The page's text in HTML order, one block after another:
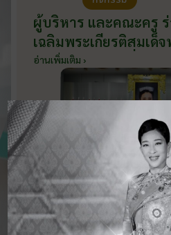
ผู้บริหาร และคณะครู ร่
เฉลิมพระเกียรติสมเด็จ
พระบรมราชินี เนื่องใน
พระชนมพรรษา กับหน่
เมืองบ้านโป่ง ณ ศาลา
วันที่ 3 มิถุนายน 2569
อ่านเพิ่มเติม ›
ดูข่าวสารทั้ง